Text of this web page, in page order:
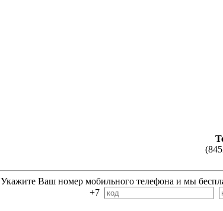
Укажите Ваш номер мобильного телефона и мы
+7